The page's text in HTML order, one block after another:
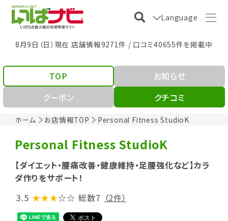
Language
8月9日（日）現在 店舗情報9271件 / 口コミ40655件を掲載中
ホーム お店情報TOP Personal Fitness StudioK
TOP
お知らせ
クーポン
クチコミ
Personal Fitness StudioK
【ダイエット・腰痛改善・健康維持・足腰強化など】カラ
ダ作りをサポート！
3.5 ★★★☆☆ 総数7 （2件）